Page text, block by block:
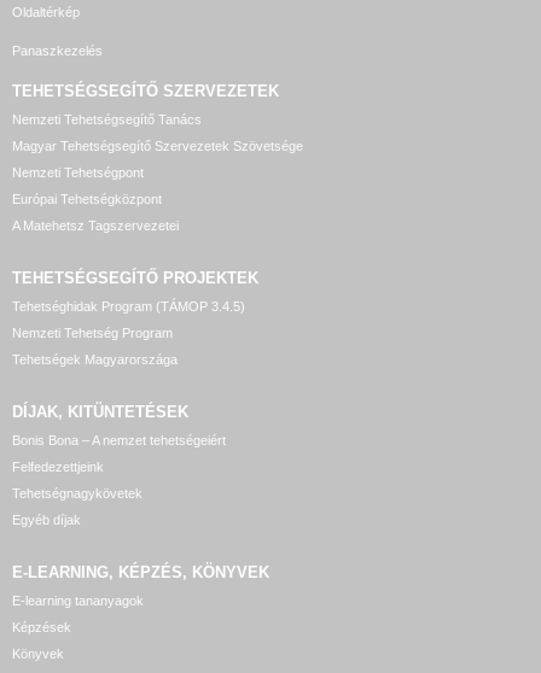
Oldaltérkép
Panaszkezelés
TEHETSÉGSEGÍTŐ SZERVEZETEK
Nemzeti Tehetségsegítő Tanács
Magyar Tehetségsegítő Szervezetek Szövetsége
Nemzeti Tehetségpont
Európai Tehetségközpont
A Matehetsz Tagszervezetei
TEHETSÉGSEGÍTŐ PROJEKTEK
Tehetséghidak Program (TÁMOP 3.4.5)
Nemzeti Tehetség Program
Tehetségek Magyarországa
DÍJAK, KITÜNTETÉSEK
Bonis Bona – A nemzet tehetségeiért
Felfedezettjeink
Tehetségnagykövetek
Egyéb díjak
E-LEARNING, KÉPZÉS, KÖNYVEK
E-learning tananyagok
Képzések
Könyvek